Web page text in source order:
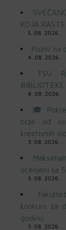
KOJA
5. 08. 2026.
Poziv na
4. 08. 2026.
FSU
4. 08. 2026.
🎓
brže od
kreativnih
3. 08. 2026.
ocenjeni sa
3. 08. 2026.
konkurs za
godinu
3. 08. 2026.